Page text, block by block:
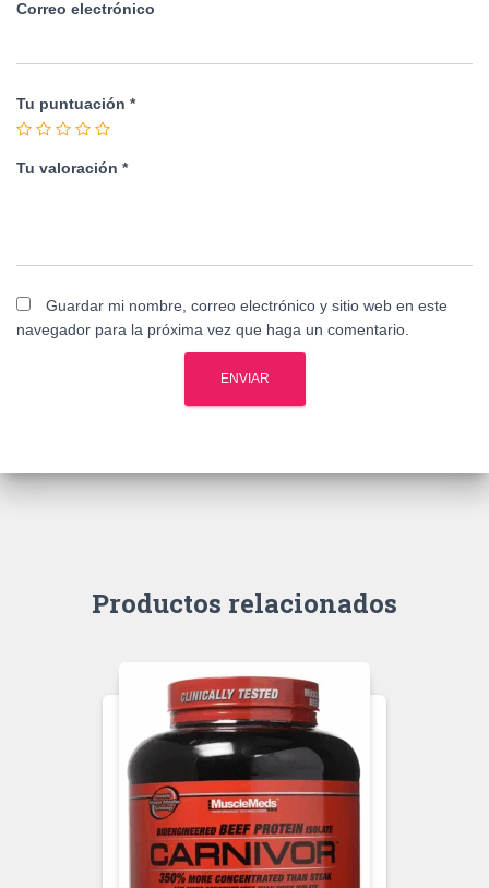
Correo electrónico
Tu puntuación *
Tu valoración *
Guardar mi nombre, correo electrónico y sitio web en este
navegador para la próxima vez que haga un comentario.
Productos relacionados